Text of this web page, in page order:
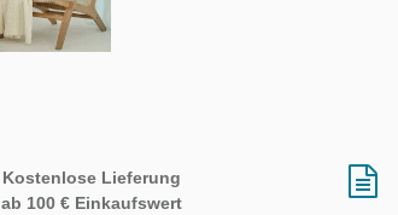
Kostenlose Lieferung
ab 100 € Einkaufswert